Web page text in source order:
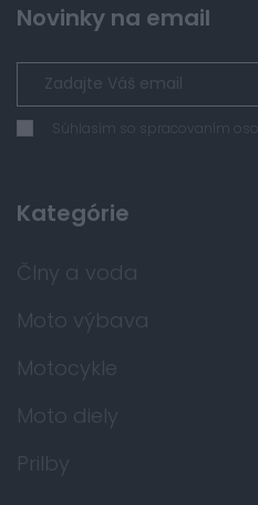
Novinky na email
Súhlasím so spracovaním
Kategórie
Člny a voda
Moto výbava
Motocykle
Moto diely
Prilby